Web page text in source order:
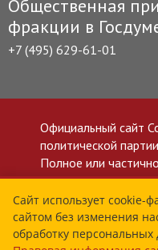
Общественная
фракции в
+7 (495) 629-61-01
Официальный сайт
политической партии
Полное или
приветствуется со
Политика в отношении
данных
Все материалы сайта
Сайт использует cookie-
сайтом без изменения
обработку персональных